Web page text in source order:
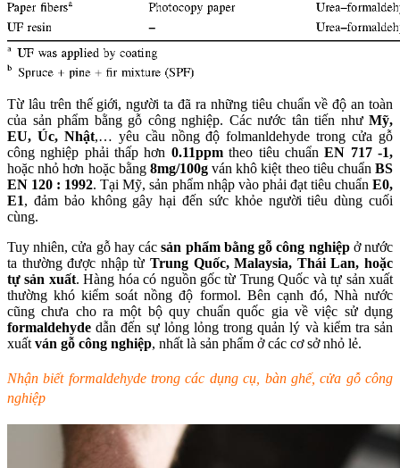
Từ lâu trên thế giới, người ta đã ra những tiêu chuẩn về độ an toàn
của sản phẩm bằng gỗ công nghiệp. Các nước tân tiến như Mỹ,
EU, Úc, Nhật,… yêu cầu nồng độ folmanldehyde trong cửa gỗ
công nghiệp phải thấp hơn 0.11ppmtheo tiêu chuẩnEN 717 -1,
hoặc nhỏ hơn hoặc bằng 8mg/100gván khô kiệt theo tiêu chuẩnBS
EN 120 : 1992. Tại Mỹ, sản phẩm nhập vào phải đạt tiêu chuẩn E0,
E1, đảm bảo không gây hại đến sức khỏe người tiêu dùng cuối
cùng.
Tuy nhiên, cửa gỗ hay cácsản phẩm bằng gỗ công nghiệpở nước
ta thường được nhập từ Trung Quốc, Malaysia, Thái Lan, hoặc
tự sản xuất. Hàng hóa có nguồn gốc từ Trung Quốc và tự sản xuất
thường khó kiểm soát nồng độ formol. Bên cạnh đó, Nhà nước
cũng chưa cho ra một bộ quy chuẩn quốc gia về việc sử dụng
formaldehyde dẫn đến sự lỏng lỏng trong quản lý và kiểm tra sản
xuất ván gỗ công nghiệp, nhất là sản phẩm ở các cơ sở nhỏ lẻ.
Nhận biết formaldehyde trong các dụng cụ, bàn ghế, cửa gỗ công
nghiệp